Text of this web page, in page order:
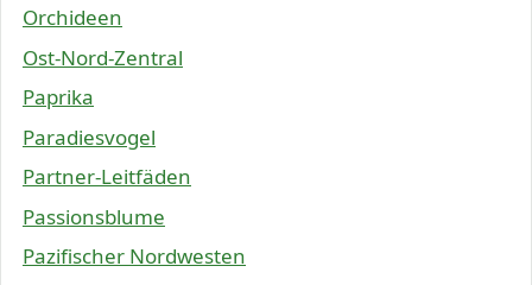
Orchideen
Ost-Nord-Zentral
Paprika
Paradiesvogel
Partner-Leitfäden
Passionsblume
Pazifischer Nordwesten